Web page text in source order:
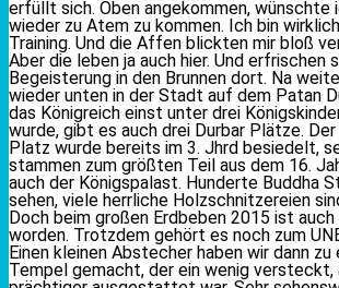
erfüllt sich. Oben angekommen, wünschte
wieder zu Atem zu kommen. Ich bin
Training. Und die Affen blickten mir bloß
Aber die leben ja auch hier. Und erfrischen
Begeisterung in den Brunnen dort. Na
wieder unten in der Stadt auf dem Patan
das Königreich einst unter drei
wurde, gibt es auch drei Durbar Plätze.
Platz wurde bereits im 3. Jhrd besiedelt,
stammen zum größten Teil aus dem 16.
auch der Königspalast. Hunderte Buddha
sehen, viele herrliche Holzschnitzereien
Doch beim großen Erdbeben 2015 ist
worden. Trotzdem gehört es noch zum
Einen kleinen Abstecher haben wir dann
Tempel gemacht, der ein wenig versteckt,